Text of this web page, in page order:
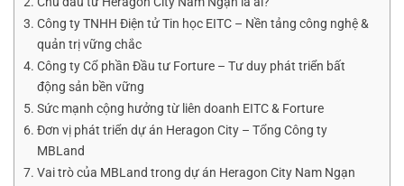
Công ty TNHH Điện tử Tin học EITC – Nền tảng công nghệ &
quản trị vững chắc
Công ty Cổ phần Đầu tư Forture – Tư duy phát triển bất
động sản bền vững
Sức mạnh cộng hưởng từ liên doanh EITC & Forture
Đơn vị phát triển dự án Heragon City – Tổng Công ty
MBLand
Vai trò của MBLand trong dự án Heragon City Nam Ngạn